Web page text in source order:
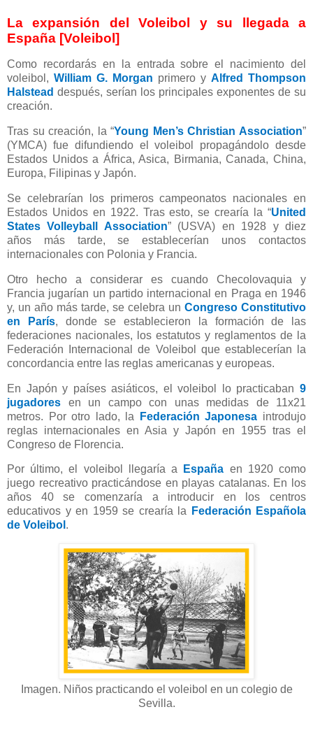
La expansión del Voleibol y su llegada a
España [Voleibol]
Como recordarás en la entrada sobre el nacimiento del
voleibol, William G. Morgan primero y Alfred Thompson
Halstead después, serían los principales exponentes de su
creación.
Tras su creación, la “Young Men’s Christian Association”
(YMCA) fue difundiendo el voleibol propagándolo desde
Estados Unidos a África, Asica, Birmania, Canada, China,
Europa, Filipinas y Japón.
Se celebrarían los primeros campeonatos nacionales en
Estados Unidos en 1922. Tras esto, se crearía la “United
States Volleyball Association” (USVA) en 1928 y diez
años más tarde, se establecerían unos contactos
internacionales con Polonia y Francia.
Otro hecho a considerar es cuando Checolovaquia y
Francia jugarían un partido internacional en Praga en 1946
y, un año más tarde, se celebra un Congreso Constitutivo
en París, donde se establecieron la formación de las
federaciones nacionales, los estatutos y reglamentos de la
Federación Internacional de Voleibol que establecerían la
concordancia entre las reglas americanas y europeas.
En Japón y países asiáticos, el voleibol lo practicaban 9
jugadores en un campo con unas medidas de 11x21
metros. Por otro lado, la
Federación Japonesa introdujo
reglas internacionales en Asia y Japón en 1955 tras el
Congreso de Florencia.
Por último, el voleibol llegaría a España en 1920 como
juego recreativo practicándose en playas catalanas. En los
años 40 se comenzaría a introducir en los centros
educativos y en 1959 se crearía la
Federación Española
de Voleibol .
Imagen. Niños practicando el voleibol en un colegio de
Sevilla.